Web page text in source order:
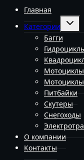
Главная
Категории
Багги
Питбайки
Скутеры
Снегоходы
О компании
Контакты